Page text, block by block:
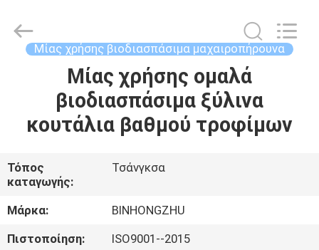
ΠΡΟΪΌΝΤΑ
ΠΕΡΊΠΟΥ
ΕΜΕΊΣ
ΓΎΡΟΣ
and
Export
Μίας χρήσης βιοδιασπάσιμα μαχαιροπήρουνα
Μίας χρήσης ομαλά
βιοδιασπάσιμα ξύλινα
κουτάλια βαθμού τροφίμων
Τόπος
καταγωγής:
Τσάνγκσα
Μάρκα:
BINHONGZHU
Πιστοποίηση:
ISO9001--2015